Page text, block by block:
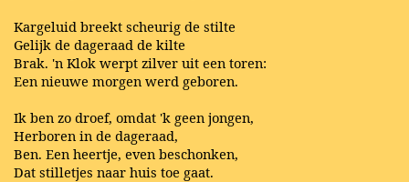
Kargeluid breekt scheurig de stilte
Gelijk de dageraad de kilte
Brak. 'n Klok werpt zilver uit een toren:
Een nieuwe morgen werd geboren.
Ik ben zo droef, omdat 'k geen jongen,
Herboren in de dageraad,
Ben. Een heertje, even beschonken,
Dat stilletjes naar huis toe gaat.